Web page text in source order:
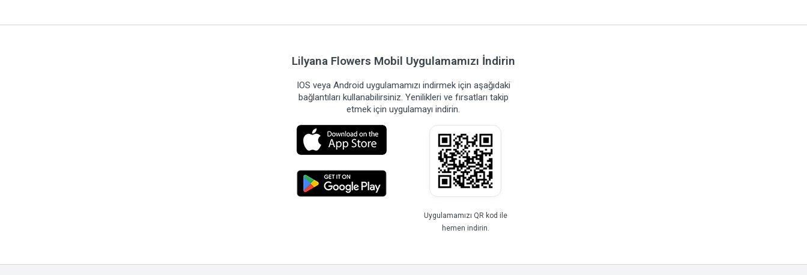
Lilyana Flowers Mobil Uygulamamızı İndirin
IOS veya Android uygulamamızı indirmek için aşağıdaki
bağlantıları kullanabilirsiniz. Yenilikleri ve fırsatları takip
etmek için uygulamayı indirin.
Uygulamamızı QR kod ile
hemen indirin.